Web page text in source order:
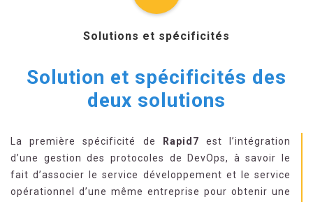
Solutions et spécificités
Solution et spécificités des
deux solutions
La première spécificité de Rapid7 est l’intégration
d’une gestion des protocoles de DevOps, à savoir le
fait d’associer le service développement et le service
opérationnel d’une même entreprise pour obtenir une